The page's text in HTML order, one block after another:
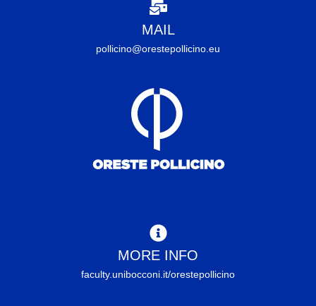
MAIL
pollicino@orestepollicino.eu
MORE INFO
faculty.unibocconi.it/orestepollicino